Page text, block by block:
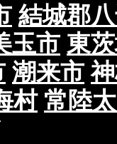
結城郡
玉市 東
潮来市
村 常陸